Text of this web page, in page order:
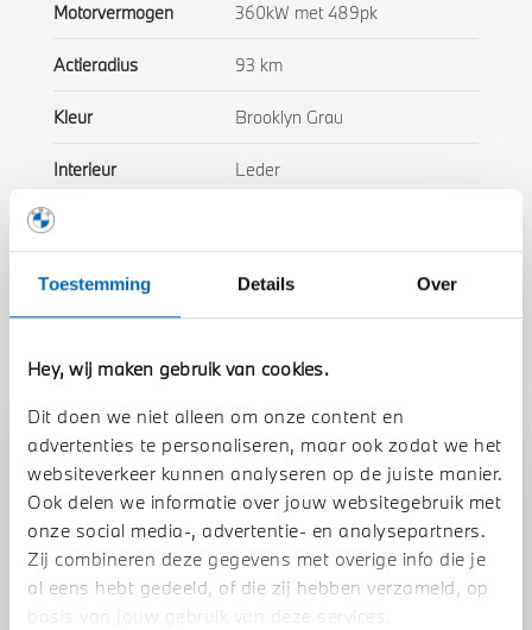
Toestemming Details Over
Hey, wij maken gebruik van cookies.
Dit doen we niet alleen om onze content en
advertenties te personaliseren, maar ook zodat we het
websiteverkeer kunnen analyseren op de juiste manier.
Ook delen we informatie over jouw websitegebruik met
onze social media-, advertentie- en analysepartners.
Zij combineren deze gegevens met overige info die je
al eens hebt gedeeld, of die zij hebben verzameld, op
basis van jouw gebruik van deze services.
Uw auto inruilen?
Motorvermogen 360kW met 489pk
Actieradius 93 km
Kleur Brooklyn Grau
Interieur Leder
Btw/Marge
Toon alle eigenschappen